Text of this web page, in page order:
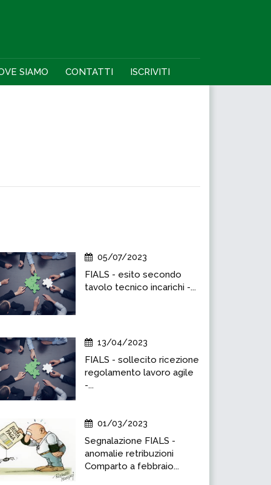
SIAMO CONTATTI ISCRIVITI
05/07/2023
FIALS - esito secondo
tavolo tecnico incarichi -...
13/04/2023
FIALS - sollecito ricezione
regolamento lavoro agile
-...
01/03/2023
Segnalazione FIALS -
anomalie retribuzioni
Comparto a febbraio...